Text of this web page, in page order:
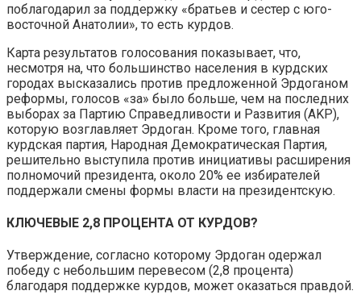
поблагодарил за поддержку «братьев и сестер с юго-
восточной Анатолии», то есть курдов.
Карта результатов голосования показывает, что,
несмотря на, что большинство населения в курдских
городах высказались против предложенной Эрдоганом
реформы, голосов «за» было больше, чем на последних
выборах за Партию Справедливости и Развития (AKP),
которую возглавляет Эрдоган. Кроме того, главная
курдская партия, Народная Демократическая Партия,
решительно выступила против инициативы расширения
полномочий президента, около 20% ее избирателей
поддержали смены формы власти на президентскую.
КЛЮЧЕВЫЕ 2,8 ПРОЦЕНТА ОТ КУРДОВ?
Утверждение, согласно которому Эрдоган одержал
победу с небольшим перевесом (2,8 процента)
благодаря поддержке курдов, может оказаться правдой.